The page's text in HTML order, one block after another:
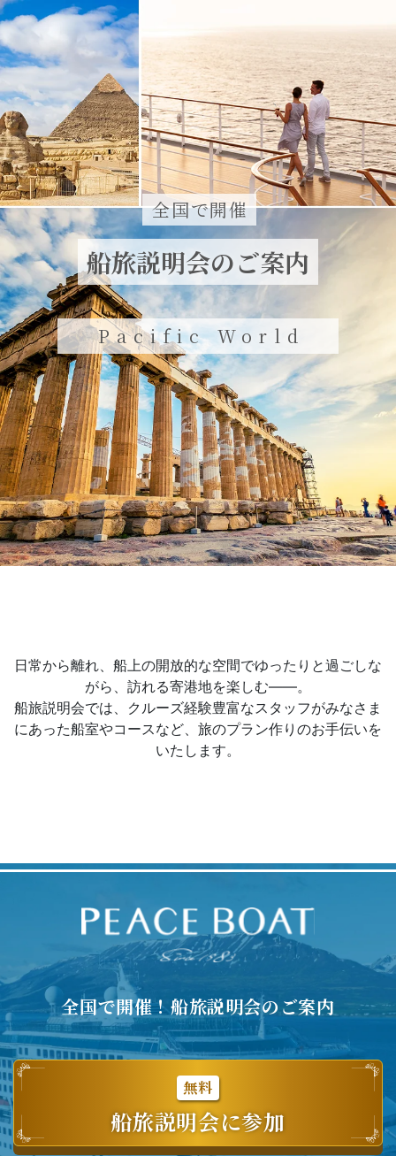
全国で開催
船旅説明会のご案内
Pacific World
日常から離れ、船上の開放的な空間でゆったりと過ごしな
がら、訪れる寄港地を楽しむ——。
船旅説明会では、クルーズ経験豊富なスタッフがみなさま
にあった船室やコースなど、旅のプラン作りのお手伝いを
いたします。
全国で開催！船旅説明会のご案内
無料
船旅説明会に参加